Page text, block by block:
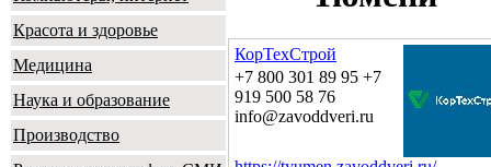
Красота и здоровье
Медицина
Наука и образование
Производство
КорТехСтрой
+7 800 301 89 95 +7
919 500 58 76
info@zavoddveri.ru